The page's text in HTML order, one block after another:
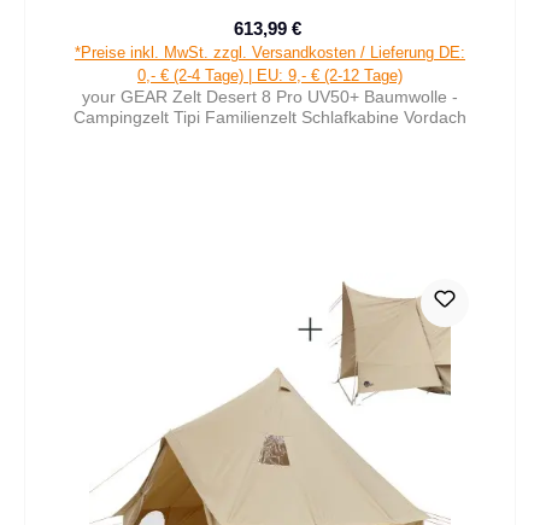
Verkaufspreis:
613,99 €
*Preise inkl. MwSt. zzgl. Versandkosten / Lieferung DE:
0,- € (2-4 Tage) | EU: 9,- € (2-12 Tage)
your GEAR Zelt Desert 8 Pro UV50+ Baumwolle -
Campingzelt Tipi Familienzelt Schlafkabine Vordach